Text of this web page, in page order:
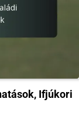
Ifjúkori